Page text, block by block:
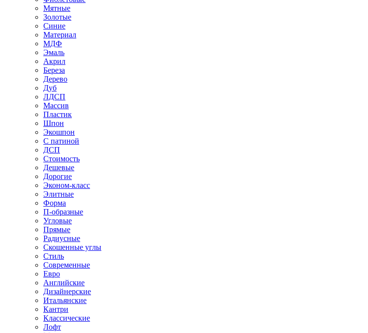
Мятные
Золотые
Синие
Материал
МДФ
Эмаль
Акрил
Береза
Дерево
Дуб
ЛДСП
Массив
Пластик
Шпон
Экошпон
С патиной
ДСП
Стоимость
Дешевые
Дорогие
Эконом-класс
Элитные
Форма
П-образные
Угловые
Прямые
Радиусные
Скошенные углы
Стиль
Современные
Евро
Английские
Дизайнерские
Итальянские
Кантри
Классические
Лофт